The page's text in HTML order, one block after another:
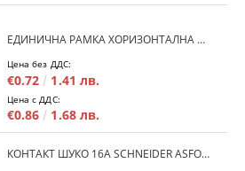
ЕДИНИЧНА РАМКА ХОРИЗОНТАЛНА SCHNEIDER ASFORA EPH5800171 - АНТРАЦИТ
Цена без ДДС:
€0.72 1.41 лв.
Цена с ДДС:
€0.86 1.68 лв.
КОНТАКТ ШУКО 16A SCHNEIDER ASFORA EPH2900171 - АНРАЦИТ